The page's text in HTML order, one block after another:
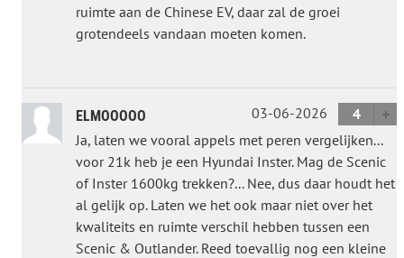
ruimte aan de Chinese EV, daar zal de groei
grotendeels vandaan moeten komen.
ELMOOOOO 03-06-2026
4
Ja, laten we vooral appels met peren vergelijken...
voor 21k heb je een Hyundai Inster. Mag de Scenic
of Inster 1600kg trekken?... Nee, dus daar houdt het
al gelijk op. Laten we het ook maar niet over het
kwaliteits en ruimte verschil hebben tussen een
Scenic & Outlander. Reed toevallig nog een kleine